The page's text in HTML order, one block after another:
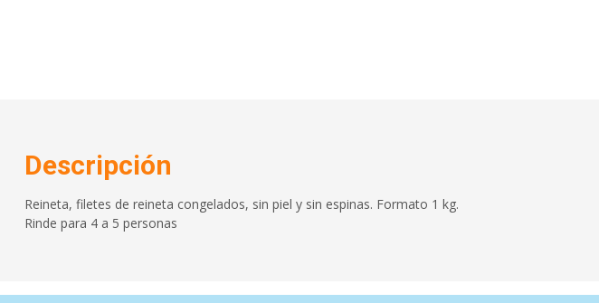
Descripción
Reineta, filetes de reineta congelados, sin piel y sin espinas. Formato 1 kg.
Rinde para 4 a 5 personas